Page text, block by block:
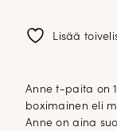
raita
Lisää
Anne t-paita on
boximainen eli
Anne on aina